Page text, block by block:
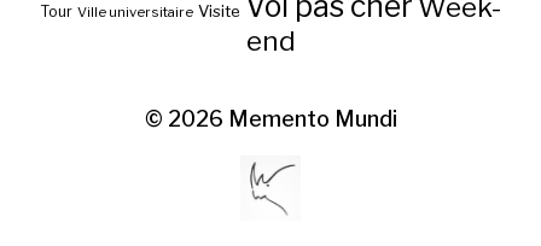
Tour Ville universitaire Visite
Week-
end
© 2026 Memento Mundi